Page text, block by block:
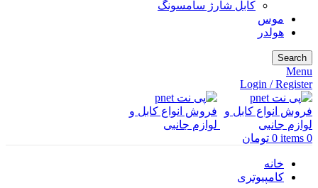
کابل شارژ سامسونگ
موس
هولدر
Search
Menu
Login / Register
0
items
0 تومان
خانه
کامپیوتری